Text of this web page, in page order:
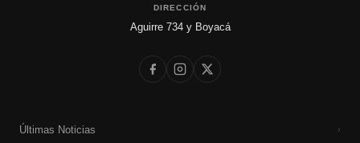
DIRECCIÓN
Aguirre 734 y Boyacá
Últimas Noticias ›